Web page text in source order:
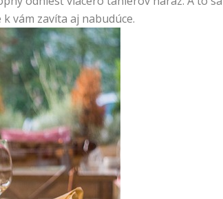
vám zavíta aj nabudúce.